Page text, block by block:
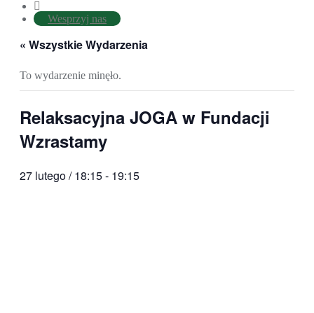
Wesprzyj nas
« Wszystkie Wydarzenia
To wydarzenie minęło.
Relaksacyjna JOGA w Fundacji
Wzrastamy
27 lutego / 18:15- 19:15